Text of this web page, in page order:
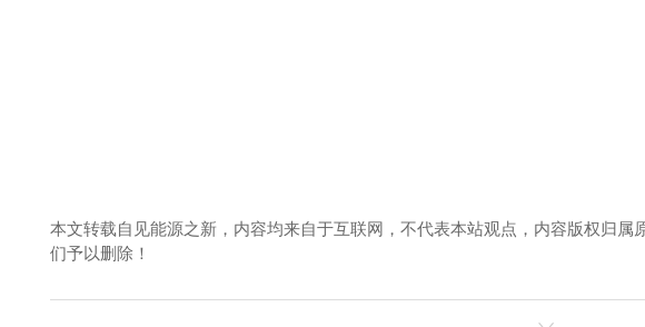
本文转载自见能源之新，内容均来自于互联网，不代表本站观点，内容版权归
们予以删除！